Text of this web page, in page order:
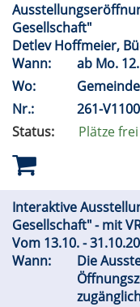
Gesellschaft"
Detlev Hoffmeier,
Wann:
ab Mo.
Wo:
Nr.:
261-
Status:
Plätze frei
Interaktive
Gesellschaft" - mit
Vom 13.10. -
Wann:
Die